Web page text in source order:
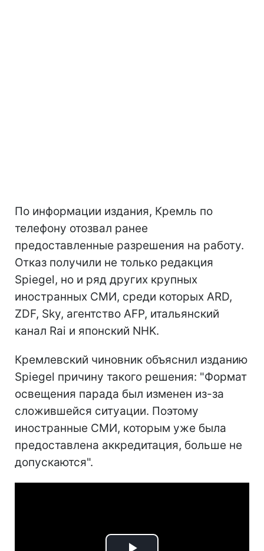
По информации издания, Кремль по
телефону отозвал ранее
предоставленные разрешения на работу.
Отказ получили не только редакция
Spiegel, но и ряд других крупных
иностранных СМИ, среди которых ARD,
ZDF, Sky, агентство AFP, итальянский
канал Rai и японский NHK.
Кремлевский чиновник объяснил изданию
Spiegel причину такого решения: "Формат
освещения парада был изменен из-за
сложившейся ситуации. Поэтому
иностранные СМИ, которым уже была
предоставлена аккредитация, больше не
допускаются".